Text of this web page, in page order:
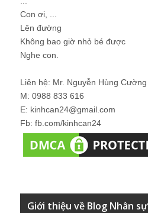
Con ơi, ...
Lên đường
Không bao giờ nhỏ bé được
Nghe con.
Liên hệ: Mr. Nguyễn Hùng Cường
M: 0988 833 616
E: kinhcan24@gmail.com
Fb: fb.com/kinhcan24
Giới thiệu về Blog Nhân sự